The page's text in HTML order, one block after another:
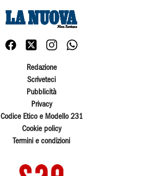
Redazione
Scriveteci
Pubblicità
Privacy
Codice Etico e Modello 231
Cookie policy
Termini e condizioni